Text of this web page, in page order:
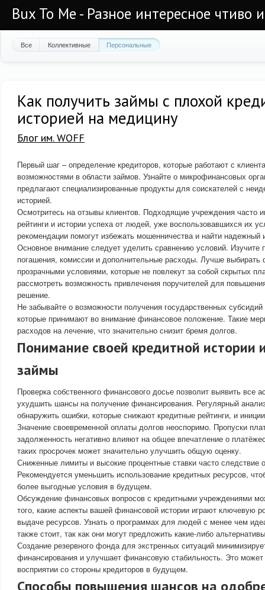
Bux To Me - Разное интересное чтиво
Все Коллективные Персональные
Как получить займы с плохой
историей на медицину
Блог им. WOFF
Первый шаг – определение кредиторов, которые работают с
возможностями в области займов. Узнайте о микрофинансовых
предлагают специализированные продукты для соискателей с
историей.
Осмотритесь на отзывы клиентов. Подходящие учреждения часто
рейтинги и истории успеха от людей, уже воспользовавшихся их
рекомендации помогут избежать мошенничества и найти надежный
Основное внимание следует уделить сравнению условий. Изучите
погашения, комиссии и дополнительные расходы. Лучше выбирать
прозрачными условиями, которые не повлекут за собой скрытых
рассмотреть возможность привлечения поручителей для
решение.
Не забывайте о возможности получения государственных
которые принимают во внимание финансовое положение. Такие
расходов на лечение, что значительно снизит бремя долгов.
Понимание своей кредитной истории
займы
Проверка собственного финансового досье позволит выявить все
ухудшить шансы на получение финансирования. Регулярный
обнаружить ошибки, которые снижают кредитные рейтинги, и
Значение своевременной оплаты долгов неоспоримо. Пропуски
задолженность негативно влияют на общее впечатление о
таких просрочек может значительно улучшить общую оценку.
Сниженные лимиты и высокие процентные ставки часто следствие
Рекомендуется уменьшить использование кредитных ресурсов,
более выгодные условия в будущем.
Обсуждение финансовых вопросов с кредитными учреждениями
того, какие аспекты вашей финансовой истории играют ключевую
выдаче ресурсов. Узнать о программах для людей с менее чем
также стоит, так как они могут предложить какие-либо
Создание резервного фонда для экстренных ситуаций
финансирования и улучшает финансовую стабильность. Это может
восприятии со стороны кредиторов в будущем.
Способы повышения шансов на